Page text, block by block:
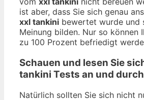
ist aber, dass Sie sich genau
xxl tankini bewertet wurde und
Meinung bilden. Nur so können
zu 100 Prozent befriedigt
Schauen und lesen Sie
tankini Tests an und durch
Natürlich sollten Sie sich nicht